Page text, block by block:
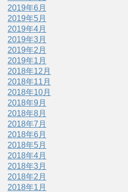
2019年6月
2019年5月
2019年4月
2019年3月
2019年2月
2019年1月
2018年12月
2018年11月
2018年10月
2018年9月
2018年8月
2018年7月
2018年6月
2018年5月
2018年4月
2018年3月
2018年2月
2018年1月